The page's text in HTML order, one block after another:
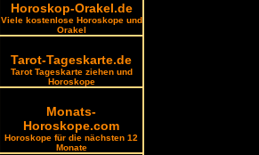
Horoskop-Orakel.de
Viele kostenlose Horoskope und
Orakel
Tarot-Tageskarte.de
Tarot Tageskarte ziehen und
Horoskope
Monats-
Horoskope.com
Horoskope für die nächsten 12
Monate